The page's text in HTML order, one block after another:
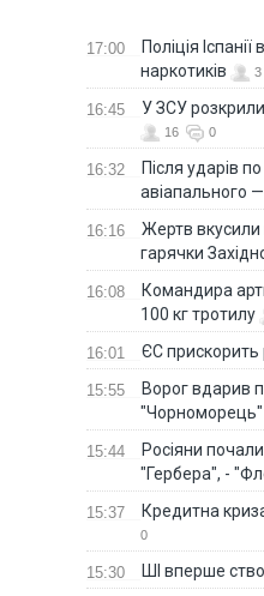
17:00
Поліція
наркотиків
3
16:45 У ЗСУ
16 0
16:32
Після ударів
авіапального —
16:16
Жертв вкусили
гарячки
16:08
Командира
100 кг тротилу
16:01 ЄС прискорить
15:55
Ворог вдарив
"Чорноморець"
15:44
Росіяни
"Гербера", -
15:37 Кредитна
0
15:30 ШІ вперше